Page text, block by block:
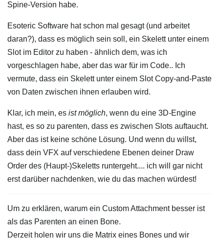
Spine-Version habe.
Esoteric Software hat schon mal gesagt (und arbeitet
daran?), dass es möglich sein soll, ein Skelett unter einem
Slot im Editor zu haben - ähnlich dem, was ich
vorgeschlagen habe, aber das war für im Code.. Ich
vermute, dass ein Skelett unter einem Slot Copy-and-Paste
von Daten zwischen ihnen erlauben wird.
Klar, ich mein, es ist möglich, wenn du eine 3D-Engine
hast, es so zu parenten, dass es zwischen Slots auftaucht.
Aber das ist keine schöne Lösung. Und wenn du willst,
dass dein VFX auf verschiedene Ebenen deiner Draw
Order des (Haupt-)Skeletts runtergeht.... ich will gar nicht
erst darüber nachdenken, wie du das machen würdest!
Um zu erklären, warum ein Custom Attachment besser ist
als das Parenten an einen Bone.
Derzeit holen wir uns die Matrix eines Bones und wir